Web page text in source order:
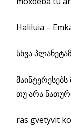
Haliluia –
სხვა
თუ არა
ras gvetyvit